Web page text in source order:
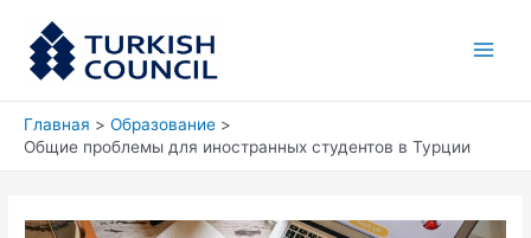
содержимому
Главная
Образование
Общие проблемы для иностранных студентов в Турции